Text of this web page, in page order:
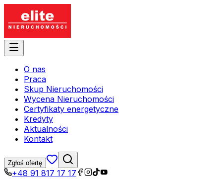
O nas
Praca
Skup Nieruchomości
Wycena Nieruchomości
Certyfikaty energetyczne
Kredyty
Aktualności
Kontakt
Zgłoś ofertę
+48 91 817 17 17